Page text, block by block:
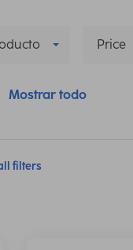
Price
Mostrar todo
filters